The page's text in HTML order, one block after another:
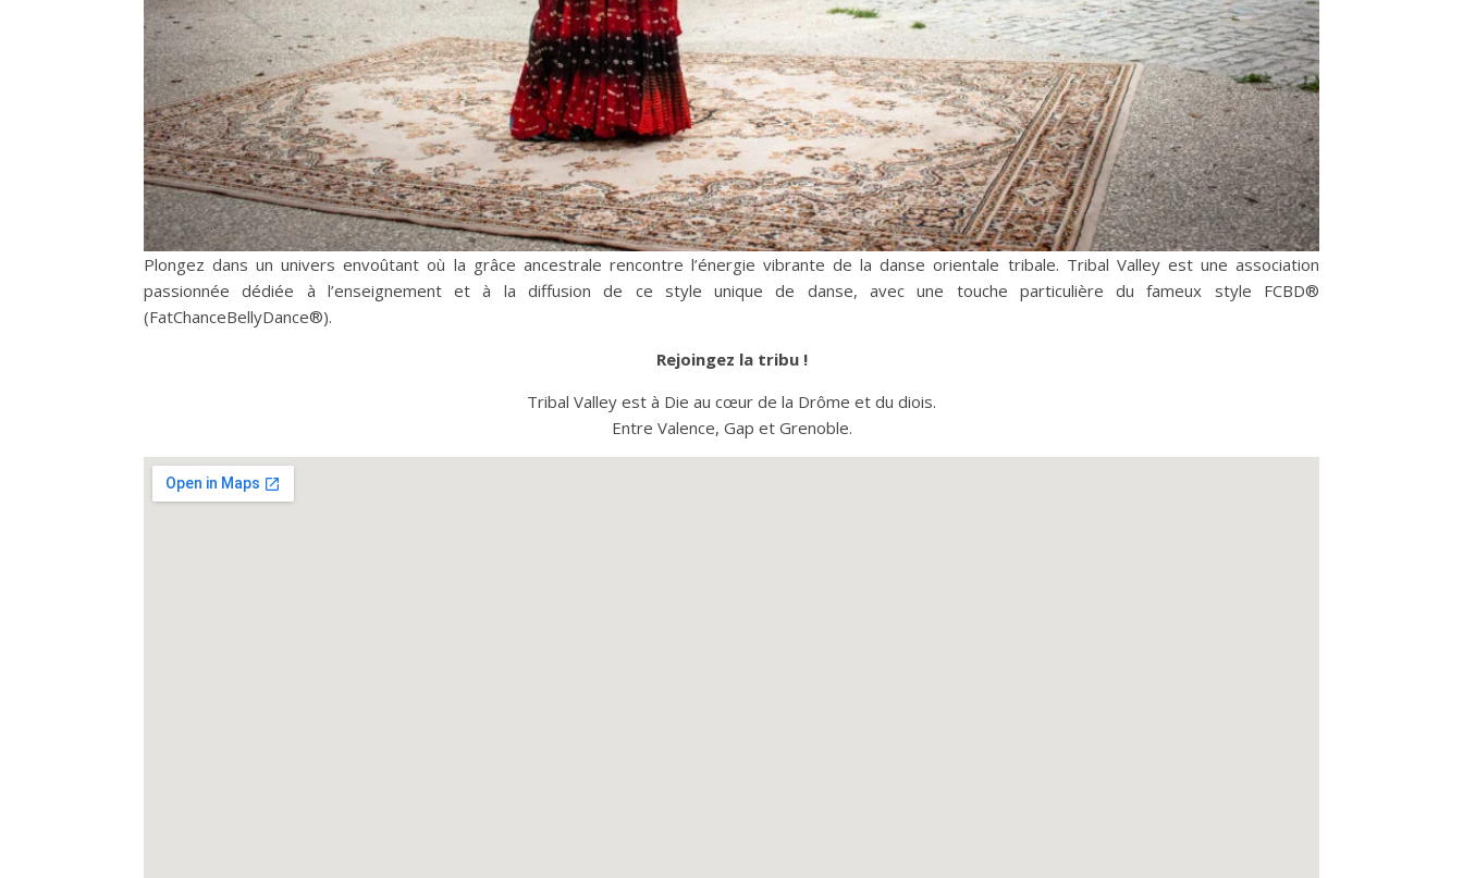
Plongez dans un univers envoûtant où la grâce ancestrale rencontre l’énergie vibrante de la danse orientale tribale. Tribal Valley est une association
passionnée dédiée à l’enseignement et à la diffusion de ce style unique de danse, avec une touche particulière du fameux style FCBD®
(FatChanceBellyDance®).
Rejoingez la tribu !
Tribal Valley est à Die au cœur de la Drôme et du diois.
Entre Valence, Gap et Grenoble.